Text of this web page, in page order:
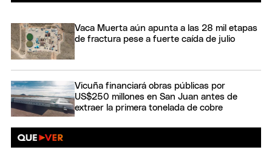
Vaca Muerta aún apunta a las 28 mil etapas
de fractura pese a fuerte caída de julio
Vicuña financiará obras públicas por
US$250 millones en San Juan antes de
extraer la primera tonelada de cobre